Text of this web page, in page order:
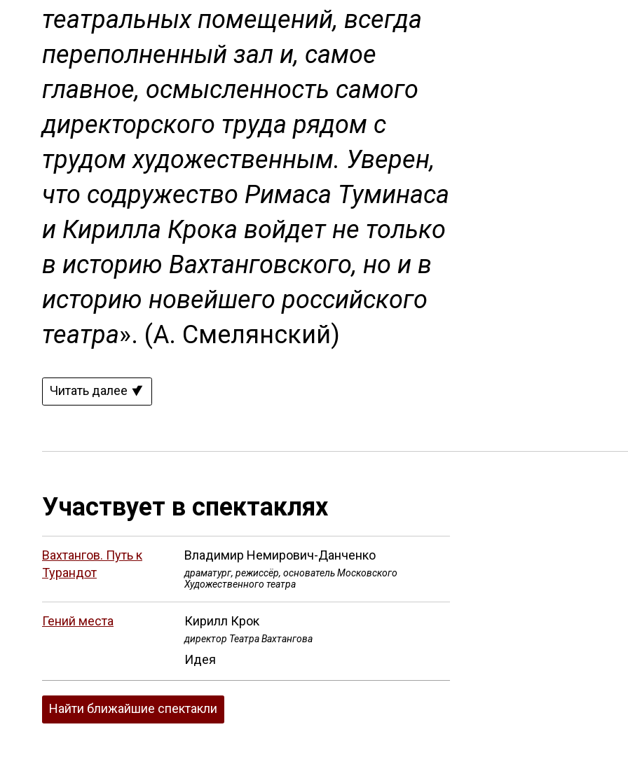
театральных помещений, всегда
переполненный зал и, самое
главное, осмысленность самого
директорского труда рядом с
трудом художественным. Уверен,
что содружество Римаса Туминаса
и Кирилла Крока войдет не только
в историю Вахтанговского, но и в
историю новейшего российского
театра». (А. Смелянский)
Читать далее
Участвует в спектаклях
Вахтангов. Путь к
Турандот
Владимир Немирович-Данченко
драматург, режиссёр, основатель Московского
Художественного театра
Гений места Кирилл Крок
директор Театра Вахтангова
Идея
Найти ближайшие спектакли